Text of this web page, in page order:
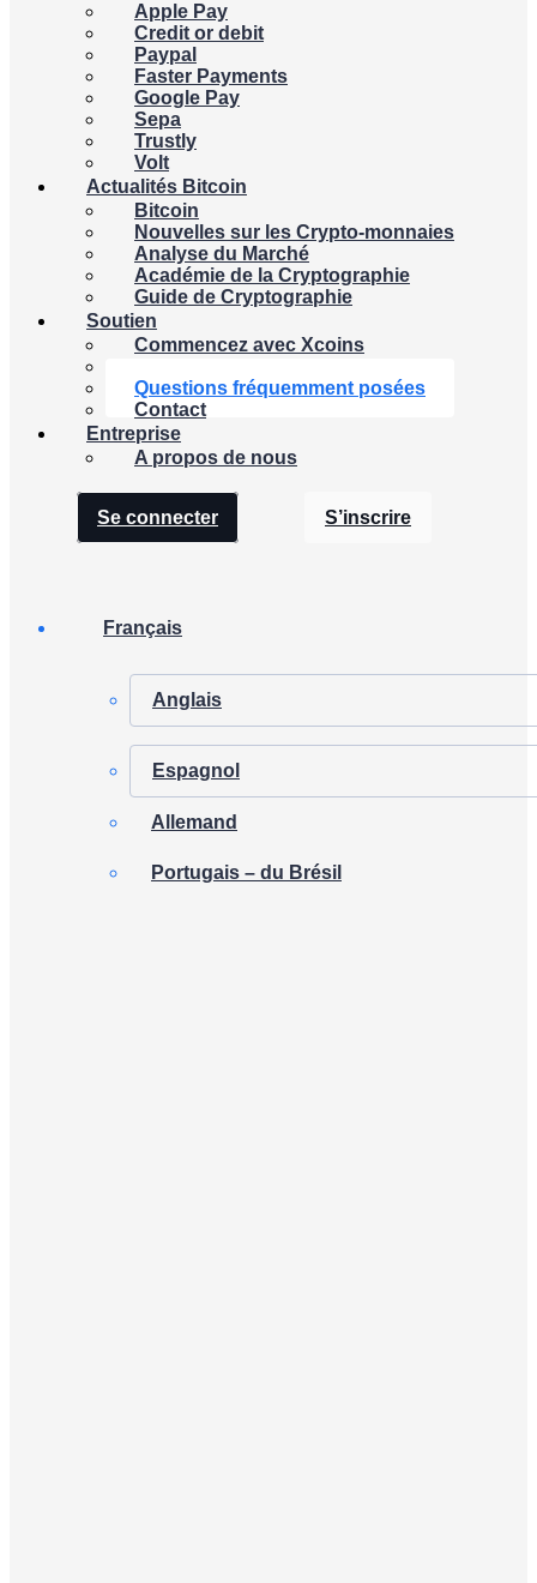
Apple Pay
Credit or debit
Paypal
Faster Payments
Google Pay
Sepa
Trustly
Volt
Actualités Bitcoin
Bitcoin
Nouvelles sur les Crypto-monnaies
Analyse du Marché
Académie de la Cryptographie
Guide de Cryptographie
Soutien
Commencez avec Xcoins
Questions fréquemment posées
Contact
Entreprise
A propos de nous
Se connecter S’inscrire
Français
Anglais
Espagnol
Allemand
Portugais – du Brésil